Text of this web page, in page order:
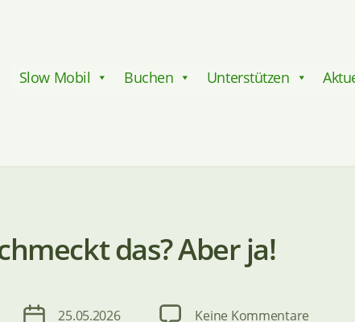
Slow Mobil Buchen Unterstützen
Kategorien das? Aber ja!
Veröffentlichungsdatum
25.05.2026 Keine Kommentare